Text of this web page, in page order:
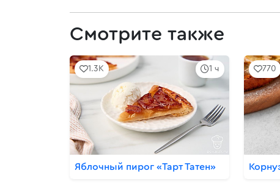
Смотрите также
1 ч
1.3K
Яблочный пирог «Тарт Татен»
770